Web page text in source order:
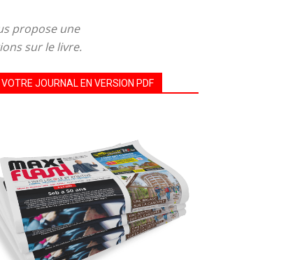
propose une
sur le livre.
VOTRE JOURNAL EN VERSION PDF